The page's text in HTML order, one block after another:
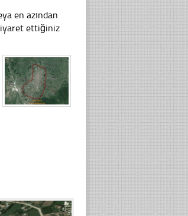
en azından
ettiğiniz